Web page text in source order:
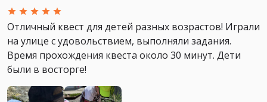
Отличный квест для детей разных возрастов! Играли
на улице с удовольствием, выполняли задания.
Время прохождения квеста около 30 минут. Дети
были в восторге!